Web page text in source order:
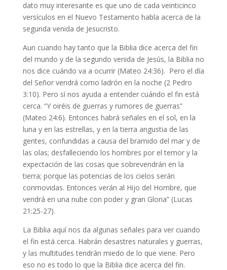
dato muy interesante es que uno de cada veinticinco
versículos en el Nuevo Testamento habla acerca de la
segunda venida de Jesucristo.
Aun cuando hay tanto que la Biblia dice acerca del fin
del mundo y de la segundo venida de Jesús, la Biblia no
nos dice cuándo va a ocurrir (Mateo 24:36). Pero el día
del Señor vendrá como ladrón en la noche (2 Pedro
3:10). Pero sí nos ayuda a entender cuándo el fin está
cerca. “Y oiréis de guerras y rumores de guerras”
(Mateo 24:6). Entonces habrá señales en el sol, en la
luna y en las estrellas, y en la tierra angustia de las
gentes, confundidas a causa del bramido del mar y de
las olas; desfalleciendo los hombres por el temor y la
expectación de las cosas que sobrevendrán en la
tierra; porque las potencias de los cielos serán
conmovidas. Entonces verán al Hijo del Hombre, que
vendrá en una nube con poder y gran Gloria” (Lucas
21:25-27).
La Biblia aquí nos da algunas señales para ver cuando
el fin está cerca. Habrán desastres naturales y guerras,
y las multitudes tendrán miedo de lo que viene. Pero
eso no es todo lo que la Biblia dice acerca del fin.